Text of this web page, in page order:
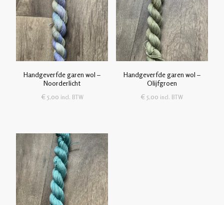
Handgeverfde garen wol –
Noorderlicht
€ 5,00 incl. BTW
Handgeverfde garen wol –
Olijfgroen
€ 5,00 incl. BTW